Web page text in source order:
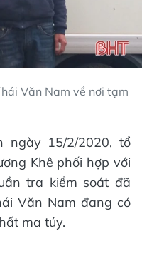
Văn Nam về nơi tạm
ngày 15/2/2020, tổ
Khê phối hợp với
tra kiểm soát đã
Văn Nam đang có
ma túy.